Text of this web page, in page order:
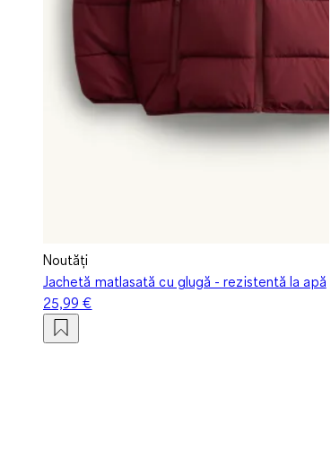
Noutăți
Jachetă matlasată cu glugă - rezistentă la apă
25,99 €